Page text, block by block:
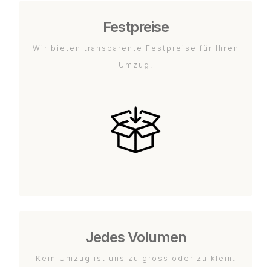
Festpreise
Wir bieten transparente Festpreise für Ihren
Umzug.
Jedes Volumen
Kein Umzug ist uns zu gross oder zu klein.